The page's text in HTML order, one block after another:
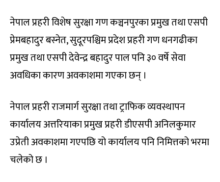
नेपाल प्रहरी विशेष सुरक्षा गण कञ्चनपुरका प्रमुख तथा एसपी
प्रेमबहादुर बस्नेत, सुदूरपश्चिम प्रदेश प्रहरी गण धनगढीका
प्रमुख तथा एसपी देवेन्द्र बहादुर पाल पनि ३० वर्षे सेवा
अवधिका कारण अवकाशमा गएका छन् ।
नेपाल प्रहरी राजमार्ग सुरक्षा तथा ट्राफिक व्यवस्थापन
कार्यालय अत्तरियाका प्रमुख प्रहरी डीएसपी अनिलकुमार
उप्रेती अवकाशमा गएपछि यो कार्यालय पनि निमित्तको भरमा
चलेको छ ।